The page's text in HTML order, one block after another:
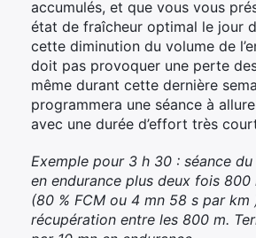
accumulés, et que vous vous
état de fraîcheur optimal le jour
cette diminution du volume de
doit pas provoquer une perte
même durant cette dernière
programmera une séance à
avec une durée d’effort très
Exemple pour 3 h 30 : séance
en endurance plus deux fois 800
(80 % FCM ou 4 mn 58 s par
récupération entre les 800 m.